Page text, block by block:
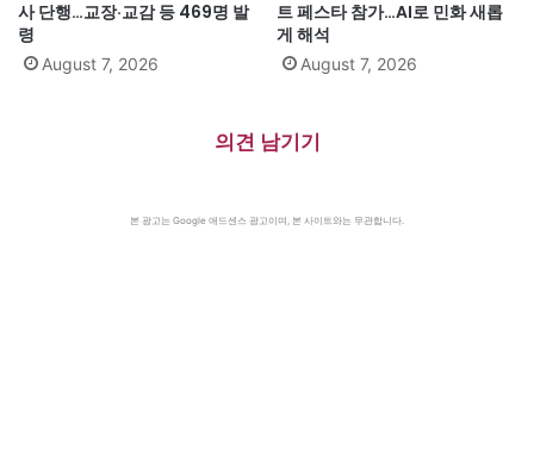
사 단행…교장·교감 등 469명 발
령
August 7, 2026
트 페스타 참가…AI로 민화 새롭
게 해석
August 7, 2026
의견 남기기
본 광고는 Google 애드센스 광고이며, 본 사이트와는 무관합니다.